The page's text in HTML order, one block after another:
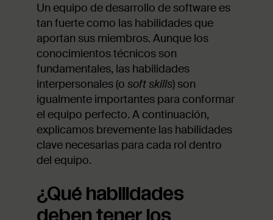
Un equipo de desarrollo de software es
tan fuerte como las habilidades que
aportan sus miembros. Aunque los
conocimientos técnicos son
fundamentales, las habilidades
interpersonales (o soft skills) son
igualmente importantes para conformar
el equipo perfecto. A continuación,
explicamos brevemente las habilidades
clave necesarias para cada rol dentro
del equipo.
¿Qué habilidades
deben tener los